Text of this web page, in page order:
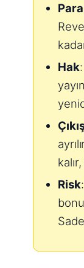
Para
Hak
Risk